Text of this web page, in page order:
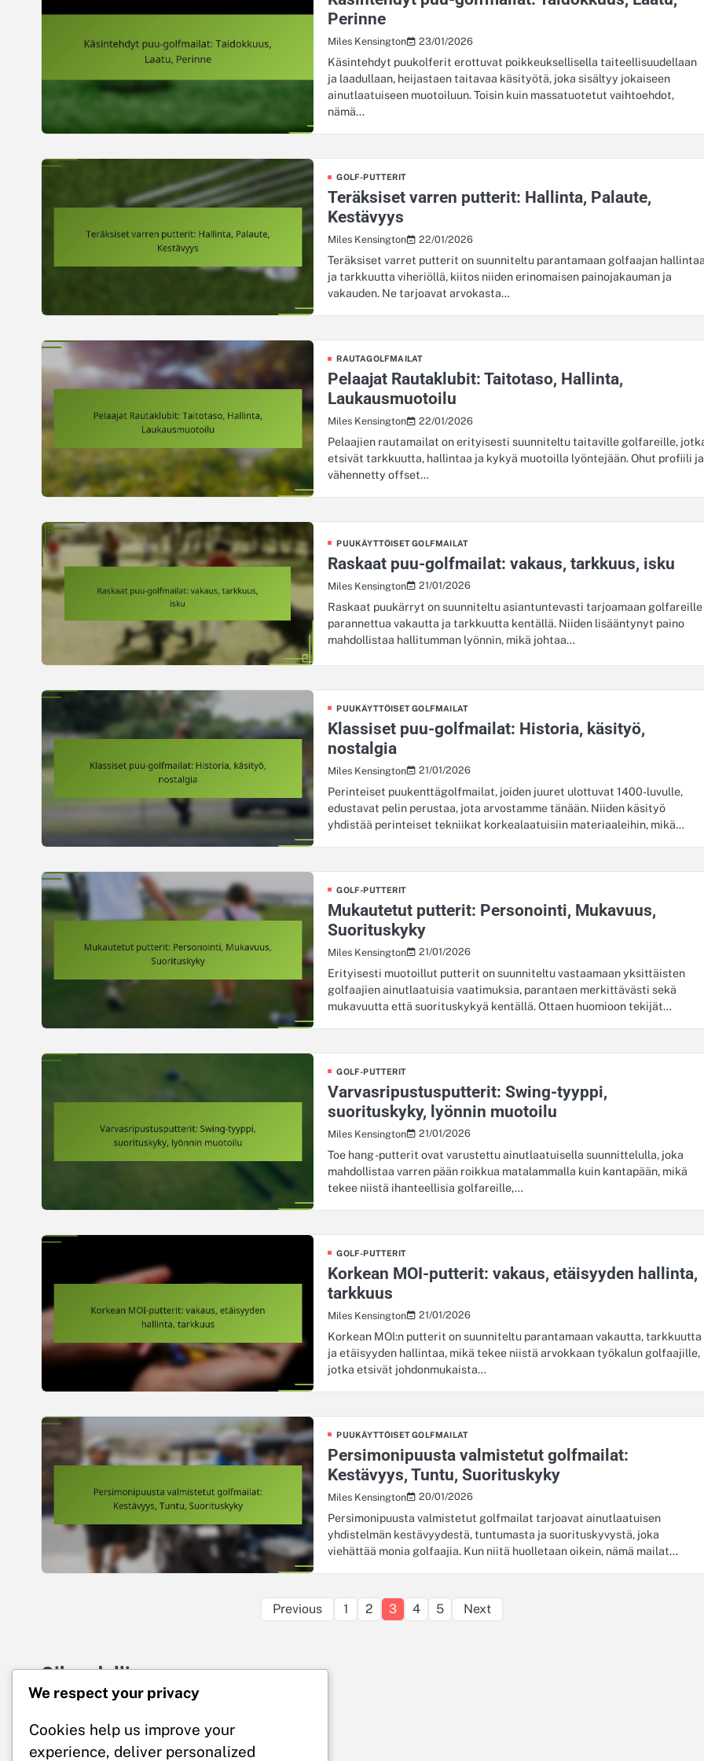
Perinne
Miles Kensington 23/01/2026
Käsintehdyt puukolferit erottuvat poikkeuksellisella taiteellisuudellaan
ja laadullaan, heijastaen taitavaa käsityötä, joka sisältyy jokaiseen
ainutlaatuiseen muotoiluun. Toisin kuin massatuotetut vaihtoehdot,
nämä…
GOLF-PUTTERIT
Teräksiset varren putterit: Hallinta, Palaute,
Kestävyys
Miles Kensington 22/01/2026
Teräksiset varret putterit on suunniteltu parantamaan golfaajan
ja tarkkuutta viheriöllä, kiitos niiden erinomaisen painojakauman ja
vakauden. Ne tarjoavat arvokasta…
RAUTAGOLFMAILAT
Pelaajat Rautaklubit: Taitotaso, Hallinta,
Laukausmuotoilu
Miles Kensington 22/01/2026
Pelaajien rautamailat on erityisesti suunniteltu taitaville golfareille,
etsivät tarkkuutta, hallintaa ja kykyä muotoilla lyöntejään. Ohut profiili ja
vähennetty offset…
PUUKÄYTTÖISET GOLFMAILAT
Raskaat puu-golfmailat: vakaus, tarkkuus, isku
Miles Kensington 21/01/2026
Raskaat puukärryt on suunniteltu asiantuntevasti tarjoamaan golfareille
parannettua vakautta ja tarkkuutta kentällä. Niiden lisääntynyt paino
mahdollistaa hallitumman lyönnin, mikä johtaa…
PUUKÄYTTÖISET GOLFMAILAT
Klassiset puu-golfmailat: Historia, käsityö,
nostalgia
Miles Kensington 21/01/2026
Perinteiset puukenttägolfmailat, joiden juuret ulottuvat 1400-luvulle,
edustavat pelin perustaa, jota arvostamme tänään. Niiden käsityö
yhdistää perinteiset tekniikat korkealaatuisiin materiaaleihin, mikä…
GOLF-PUTTERIT
Mukautetut putterit: Personointi, Mukavuus,
Suorituskyky
Miles Kensington 21/01/2026
Erityisesti muotoillut putterit on suunniteltu vastaamaan yksittäisten
golfaajien ainutlaatuisia vaatimuksia, parantaen merkittävästi sekä
mukavuutta että suorituskykyä kentällä. Ottaen huomioon tekijät…
GOLF-PUTTERIT
Varvasripustusputterit: Swing-tyyppi,
suorituskyky, lyönnin muotoilu
Miles Kensington 21/01/2026
Toe hang -putterit ovat varustettu ainutlaatuisella suunnittelulla, joka
mahdollistaa varren pään roikkua matalammalla kuin kantapään, mikä
tekee niistä ihanteellisia golfareille,…
GOLF-PUTTERIT
Korkean MOI-putterit: vakaus, etäisyyden hallinta,
tarkkuus
Miles Kensington 21/01/2026
Korkean MOI:n putterit on suunniteltu parantamaan vakautta, tarkkuutta
ja etäisyyden hallintaa, mikä tekee niistä arvokkaan työkalun golfaajille,
jotka etsivät johdonmukaista…
PUUKÄYTTÖISET GOLFMAILAT
Persimonipuusta valmistetut golfmailat:
Kestävyys, Tuntu, Suorituskyky
Miles Kensington 20/01/2026
Persimonipuusta valmistetut golfmailat tarjoavat ainutlaatuisen
yhdistelmän kestävyydestä, tuntumasta ja suorituskyvystä, joka
viehättää monia golfaajia. Kun niitä huolletaan oikein, nämä mailat…
Posts
Previous 1 2 3 4 5 Next
Oikeudellinen
Käyttöehdot
Tietosuojapolitiikka
Evästeet ja seuranta
We respect your privacy
Cookies help us improve your
experience, deliver personalized